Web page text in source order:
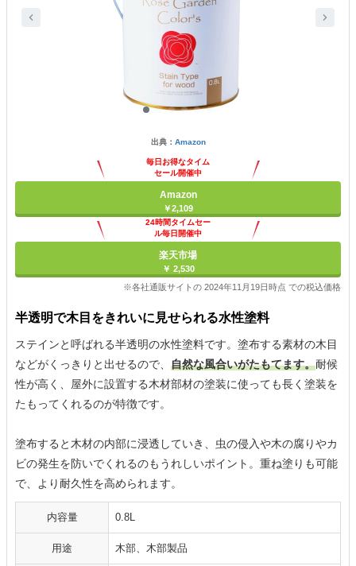
出典： Amazon
毎日お得なタイム
セール開催中
Amazon
￥2,109
24時間タイムセー
ル毎日開催中
楽天市場
￥ 2,530
※各社通販サイトの 2024年11月19日時点 での税込価格
半透明で木目をきれいに見せられる水性塗料
ステインと呼ばれる半透明の水性塗料です。塗布する素材の木目
などがくっきりと出せるので、 自然な風合いがたもてます。耐候
性が高く、屋外に設置する木材部材の塗装に使っても長く塗装を
たもってくれるのが特徴です。
塗布すると木材の内部に浸透していき、虫の侵入や木の腐りやカ
ビの発生を防いでくれるのもうれしいポイント。重ね塗りも可能
で、より耐久性を高められます。
内容量 0.8L
用途 木部、木部製品